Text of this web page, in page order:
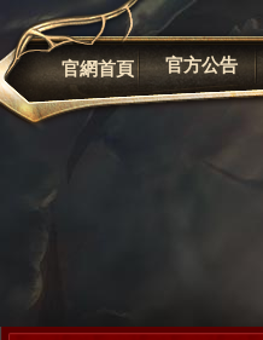
官網首頁 官方公告